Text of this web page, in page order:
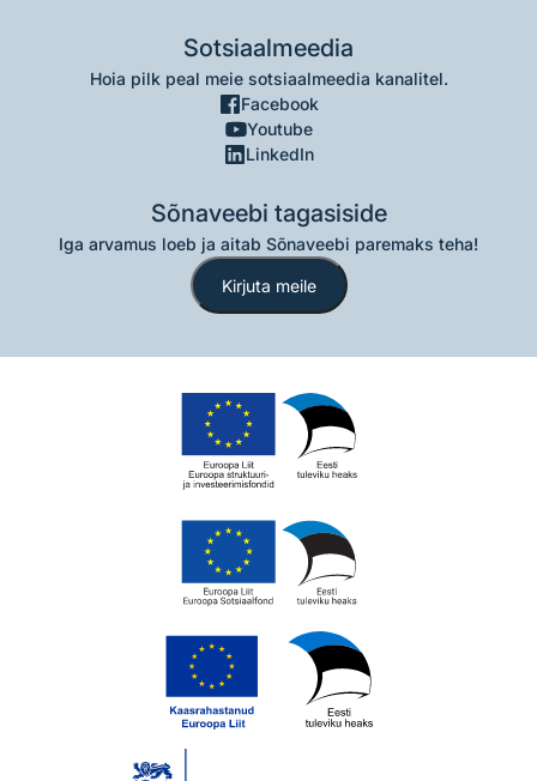
Sotsiaalmeedia
Hoia pilk peal meie sotsiaalmeedia kanalitel.
Facebook
Youtube
LinkedIn
Sõnaveebi tagasiside
Iga arvamus loeb ja aitab Sõnaveebi paremaks teha!
Kirjuta meile